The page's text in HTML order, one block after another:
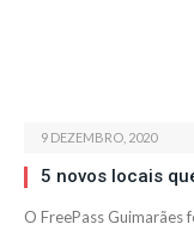
9 DEZEMBRO, 2020
5 novos locais
O FreePass Guimarães